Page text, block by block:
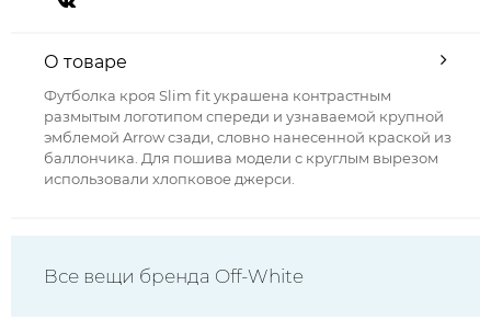
О товаре
Футболка кроя Slim fit украшена контрастным
размытым логотипом спереди и узнаваемой крупной
эмблемой Arrow сзади, словно нанесенной краской из
баллончика. Для пошива модели с круглым вырезом
использовали хлопковое джерси.
Все вещи бренда Off-White